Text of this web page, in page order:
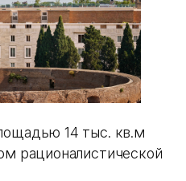
14 тыс. кв.м
рационалистической